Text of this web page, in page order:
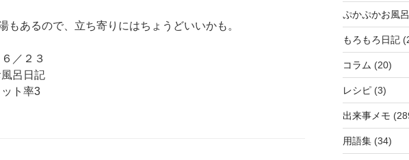
もあるので、立ち寄りにはちょうどいいかも。
／２３
呂日記
ト率3
ぷかぷかお風
もろもろ日記
コラム (20)
レシピ(3)
出来事メモ
用語集(34)